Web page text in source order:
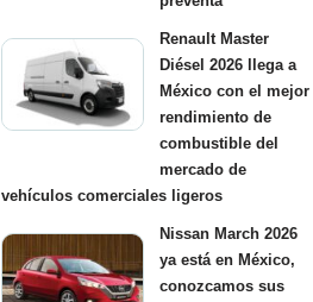
Renault Master
Diésel 2026 llega a
México con el mejor
rendimiento de
combustible del
mercado de
vehículos comerciales ligeros
Nissan March 2026
ya está en México,
conozcamos sus